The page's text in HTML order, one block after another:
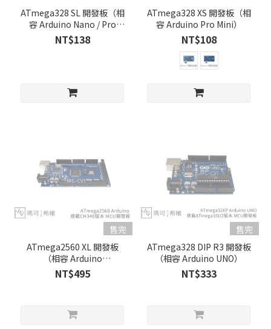
ATmega328 SL 開發板（相
容 Arduino Nano / Pro
Mini）
NT$138
ATmega328 XS 開發板（相
容 Arduino Pro Mini）
NT$108
售完
ATmega2560 XL 開發板
（相容 Arduino
Mega2560）
NT$495
售完
ATmega328 DIP R3 開發板
（相容 Arduino UNO）
NT$333